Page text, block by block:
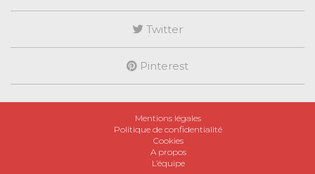
Twitter
Pinterest
Mentions légales
Politique de confidentialité
Cookies
A propos
L’équipe